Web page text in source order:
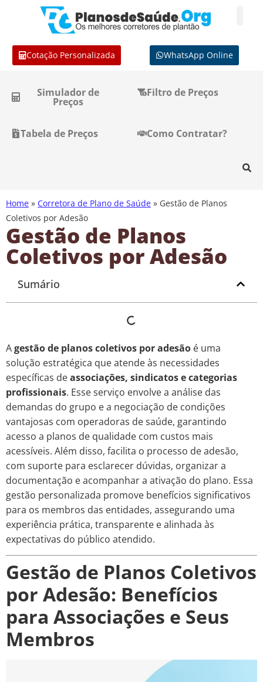
Cotação Personalizada WhatsApp Online
Simulador de
Preços
Filtro de Preços
Tabela de Preços Como Contratar?
Home » Corretora de Plano de Saúde » Gestão de Planos
Coletivos por Adesão
Gestão de Planos
Coletivos por Adesão
Sumário
Agestão de planos coletivos por adesão é uma
solução estratégica que atende às necessidades
específicas deassociações, sindicatos e categorias
profissionais. Esse serviço envolve a análise das
demandas do grupo e a negociação de condições
vantajosas com operadoras de saúde, garantindo
acesso a planos de qualidade com custos mais
acessíveis. Além disso, facilita o processo de adesão,
com suporte para esclarecer dúvidas, organizar a
documentação e acompanhar a ativação do plano. Essa
gestão personalizada promove benefícios significativos
para os membros das entidades, assegurando uma
experiência prática, transparente e alinhada às
expectativas do público atendido.
Gestão de Planos Coletivos
por Adesão: Benefícios
para Associações e Seus
Membros